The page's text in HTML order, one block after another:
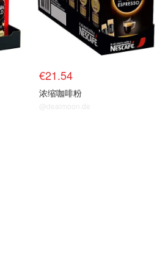
€21.54
浓缩咖啡粉
@dealmoon.de